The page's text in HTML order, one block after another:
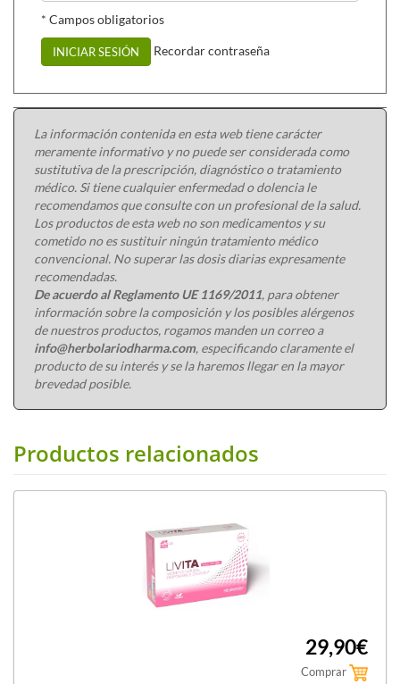
* Campos obligatorios
INICIAR SESIÓN Recordar contraseña
La información contenida en esta web tiene carácter
meramente informativo y no puede ser considerada como
sustitutiva de la prescripción, diagnóstico o tratamiento
médico. Si tiene cualquier enfermedad o dolencia le
recomendamos que consulte con un profesional de la salud.
Los productos de esta web no son medicamentos y su
cometido no es sustituir ningún tratamiento médico
convencional. No superar las dosis diarias expresamente
recomendadas.
De acuerdo al Reglamento UE 1169/2011, para obtener
información sobre la composición y los posibles alérgenos
de nuestros productos, rogamos manden un correo a
info@herbolariodharma.com, especificando claramente el
producto de su interés y se la haremos llegar en la mayor
brevedad posible.
Productos relacionados
29,90€
Comprar